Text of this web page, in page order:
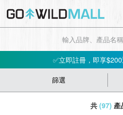
✅立即註冊，即享
【📣網店優惠】指定產品低至5件
會員消費$100即賺$1GO
篩選
共 (97) 產